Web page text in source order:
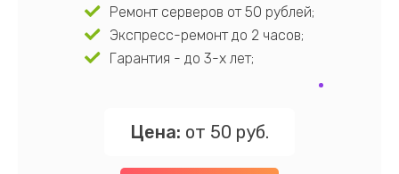
Ремонт серверов от 50 рублей;
Экспресс-ремонт до 2 часов;
Гарантия - до 3-х лет;
Цена: от 50 руб.